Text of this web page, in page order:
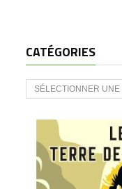
CATÉGORIES
CATÉGORIES